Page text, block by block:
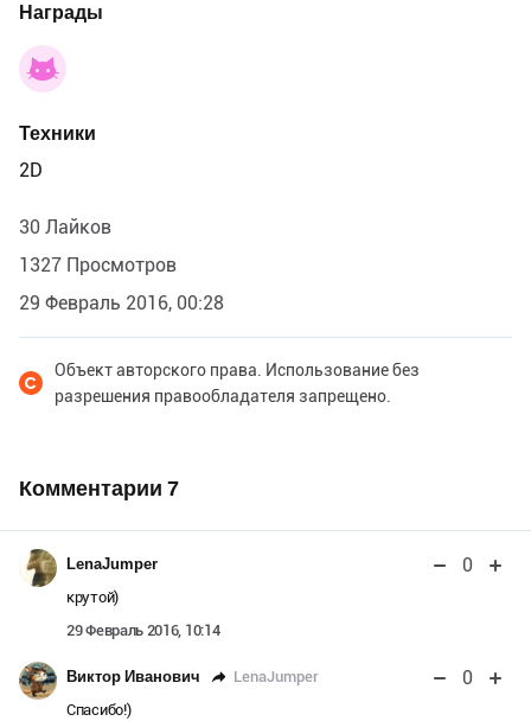
Награды
Техники
2D
30 Лайков
1327 Просмотров
29 Февраль 2016, 00:28
Объект авторского права. Использование без
разрешения правообладателя запрещено.
Комментарии 7
LenaJumper 0
крутой)
29 Февраль 2016, 10:14
Виктор Иванович LenaJumper 0
Спасибо!)